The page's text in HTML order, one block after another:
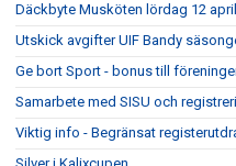
Däckbyte Musköten lördag 12 april
Utskick avgifter UIF Bandy
Ge bort Sport - bonus till
Samarbete med SISU och
Viktig info - Begränsat